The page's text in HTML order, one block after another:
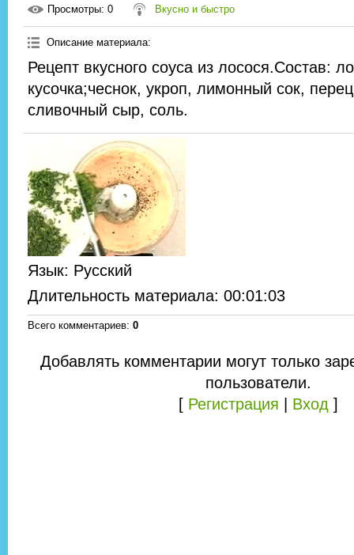
Просмотры: 0 Вкусно и быстро
Описание материала:
Рецепт вкусного соуса из лосося.Состав:
кусочка;чеснок, укроп, лимонный сок,
сливочный сыр, соль.
Язык: Русский
Длительность материала: 00:01:03
Всего комментариев: 0
Добавлять комментарии могут только
пользователи.
[ Регистрация Вход ]